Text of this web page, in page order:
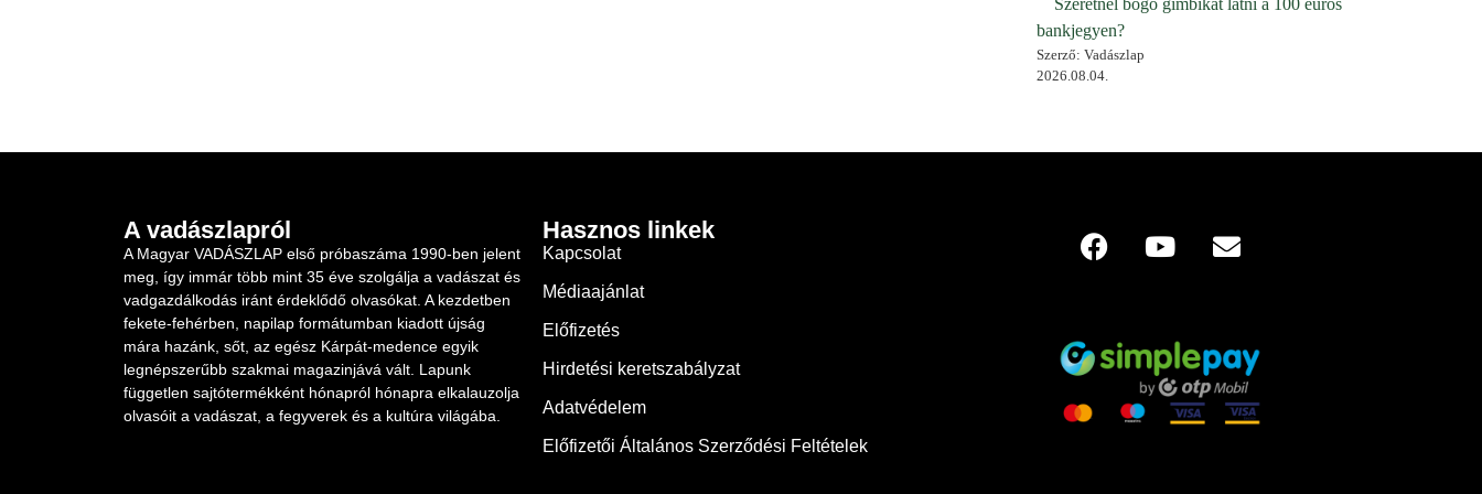
Szeretnél bőgő gímbikát látni a 100 eurós
bankjegyen?
Szerző: Vadászlap
2026.08.04.
A vadászlapról
A Magyar VADÁSZLAP első próbaszáma 1990-ben jelent
meg, így immár több mint 35 éve szolgálja a vadászat és
vadgazdálkodás iránt érdeklődő olvasókat. A kezdetben
fekete-fehérben, napilap formátumban kiadott újság
mára hazánk, sőt, az egész Kárpát-medence egyik
legnépszerűbb szakmai magazinjává vált. Lapunk
független sajtótermékként hónapról hónapra elkalauzolja
olvasóit a vadászat, a fegyverek és a kultúra világába.
Hasznos linkek
Kapcsolat
Médiaajánlat
Előfizetés
Hirdetési keretszabályzat
Adatvédelem
Előfizetői Általános Szerződési Feltételek